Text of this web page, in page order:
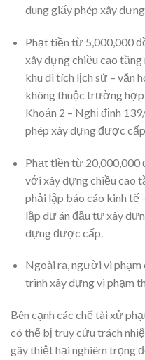
dung giấy phép xây
Phạt tiền từ 5,000,000
xây dựng chiều cao
khu di tích lịch sử – văn
không thuộc trường hợp
Khoản 2 – Nghị định
phép xây dựng được
Phạt tiền từ 20,000,000
với xây dựng chiều cao
phải lập báo cáo kinh tế
lập dự án đầu tư xây
dựng được cấp.
Ngoài ra, người vi
trình xây dựng vi phạm
Bên cạnh các chế tài xử
có thể bị truy cứu trách
gây thiệt hại nghiêm trọng